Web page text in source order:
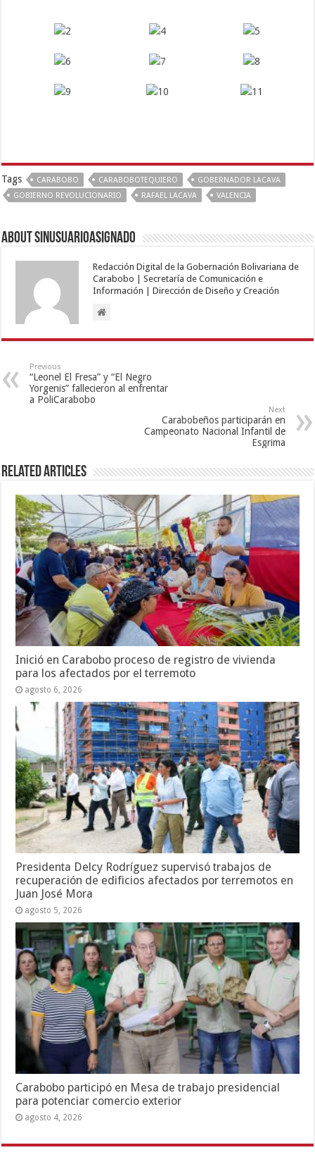
Tags CARABOBO CARABOBOTEQUIERO
GOBERNADOR LACAVA
GOBIERNO REVOLUCIONARIO
RAFAEL LACAVA VALENCIA
About sinusuarioasignado
Redacción Digital de la Gobernación Bolivariana de
Carabobo | Secretaría de Comunicación e
Información | Dirección de Diseño y Creación
Previous
“Leonel El Fresa” y “El Negro
Yorgenis” fallecieron al enfrentar
a PoliCarabobo
Next
Carabobeños participarán en
Campeonato Nacional Infantil de
Esgrima
Related Articles
Inició en Carabobo proceso de registro de vivienda
para los afectados por el terremoto
agosto 6, 2026
Presidenta Delcy Rodríguez supervisó trabajos de
recuperación de edificios afectados por terremotos en
Juan José Mora
agosto 5, 2026
Carabobo participó en Mesa de trabajo presidencial
para potenciar comercio exterior
agosto 4, 2026